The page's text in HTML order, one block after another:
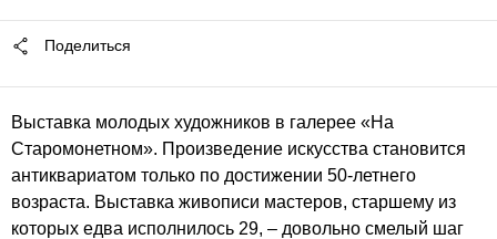
Поделиться
Выставка молодых художников в галерее «На
Старомонетном». Произведение искусства становится
антиквариатом только по достижении 50-летнего
возраста. Выставка живописи мастеров, старшему из
которых едва исполнилось 29, – довольно смелый шаг